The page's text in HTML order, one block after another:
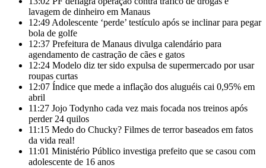
lavagem de dinheiro em Manaus
12:49 Adolescente ‘perde’ testículo após se inclinar para pegar
bola de golfe
12:37 Prefeitura de Manaus divulga calendário para
agendamento de castração de cães e gatos
12:24 Modelo diz ter sido expulsa de supermercado por usar
roupas curtas
12:07 Índice que mede a inflação dos aluguéis cai 0,95% em
abril
11:27 Jojo Todynho cada vez mais focada nos treinos após
perder 24 quilos
11:15 Medo do Chucky? Filmes de terror baseados em fatos
da vida real!
11:01 Ministério Público investiga prefeito que se casou com
adolescente de 16 anos